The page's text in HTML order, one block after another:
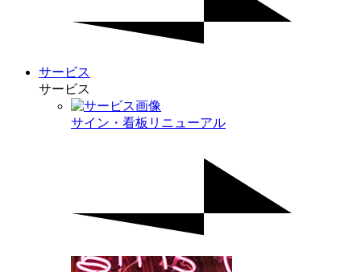
サービス
サービス
サイン・看板リニューアル